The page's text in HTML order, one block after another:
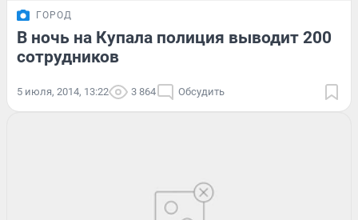
ГОРОД
В ночь на Купала полиция выводит 200
сотрудников
5 июля, 2014, 13:22 3 864 Обсудить